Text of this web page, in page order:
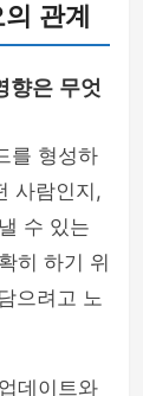
관계
향은 무엇
를 형성하
사람인지,
수 있는
히 하기 위
으려고 노
데이트와